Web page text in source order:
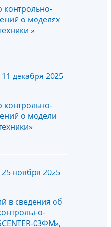
контрольно-
о моделях
»
декабря 2025
контрольно-
о модели
ноября 2025
в сведения об
03ФМ»,